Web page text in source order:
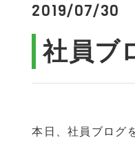
2019/07/30
社員ブ
本日、社員ブログ